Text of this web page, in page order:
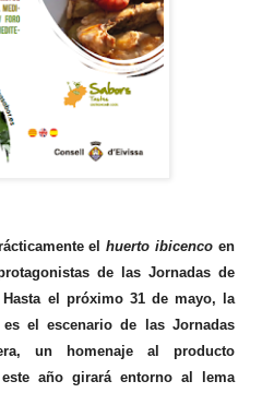
elhuerto ibicenco en
de las Jornadas de
el próximo 31 de mayo, la
es el escenario de las Jornadas
un homenaje al producto
año girará entorno al lema